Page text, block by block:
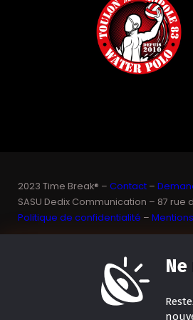
2023 Time Break® – Contact –
SASU Dedix Communication – 87 rue
Politique de confidentialité –